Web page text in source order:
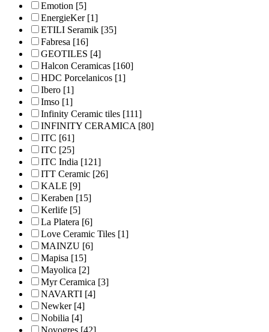
Emotion [5]
EnergieKer[1]
ETILI Seramik [35]
Fabresa [16]
GEOTILES [4]
Halcon Ceramicas [160]
HDC Porcelanicos [1]
Ibero [1]
Imso [1]
Infinity Ceramic tiles [111]
INFINITY CERAMICA[80]
ITC [61]
ITC [25]
ITC India [121]
ITT Ceramic [26]
KALE [9]
Keraben [15]
Kerlife [5]
La Platera [6]
Love Ceramic Tiles [1]
MAINZU [6]
Mapisa [15]
Mayolica [2]
Myr Ceramica [3]
NAVARTI [4]
Newker[4]
Nobilia [4]